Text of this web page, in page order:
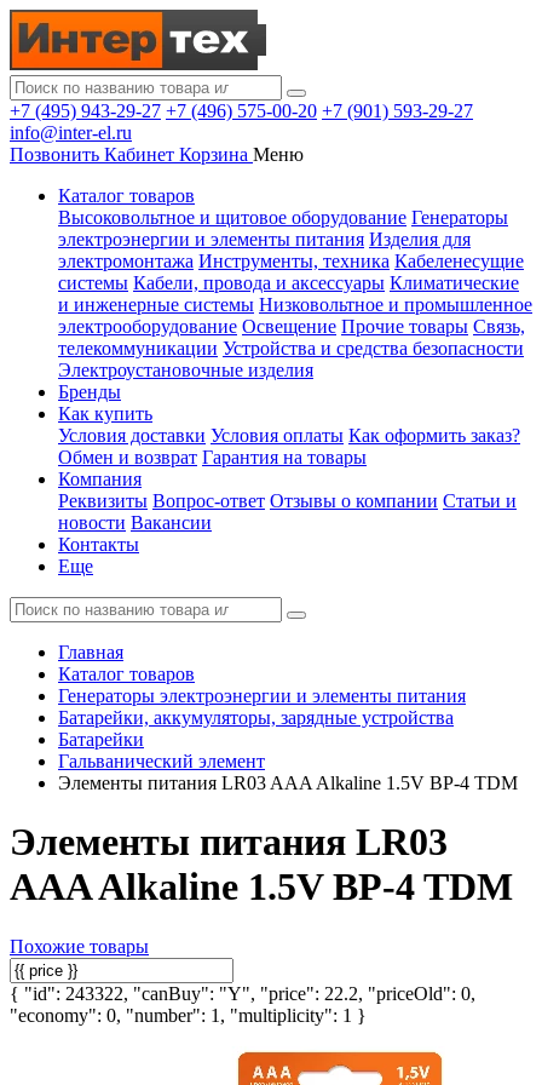
+7 (495) 943-29-27 +7 (496) 575-00-20 +7 (901) 593-29-27
info@inter-el.ru
Позвонить Кабинет Корзина Меню
Каталог товаров
Высоковольтное и щитовое оборудование Генераторы
электроэнергии и элементы питания Изделия для
электромонтажа Инструменты, техника Кабеленесущие
системы Кабели, провода и аксессуары Климатические
и инженерные системы Низковольтное и промышленное
электрооборудование Освещение Прочие товары Связь,
телекоммуникации Устройства и средства безопасности
Электроустановочные изделия
Бренды
Как купить
Условия доставки Условия оплаты Как оформить заказ?
Обмен и возврат Гарантия на товары
Компания
Реквизиты Вопрос-ответ Отзывы о компании Статьи и
новости Вакансии
Контакты
Еще
Главная
Каталог товаров
Генераторы электроэнергии и элементы питания
Батарейки, аккумуляторы, зарядные устройства
Батарейки
Гальванический элемент
Элементы питания LR03 AAA Alkaline 1.5V BP-4 TDM
Элементы питания LR03
AAA Alkaline 1.5V BP-4 TDM
Похожие товары
{ "id": 243322, "canBuy": "Y", "price": 22.2, "priceOld": 0,
"economy": 0, "number": 1, "multiplicity": 1 }